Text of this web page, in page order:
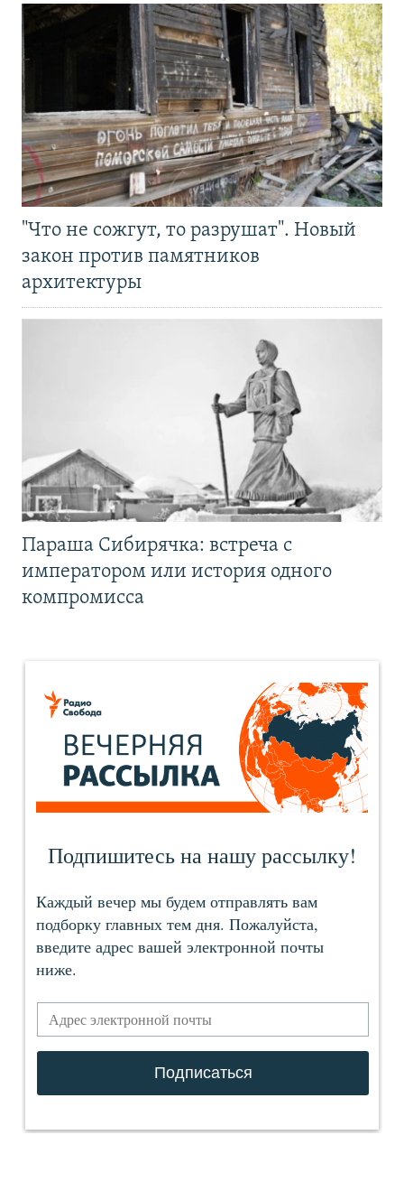
"Что не сожгут, то разрушат". Новый
закон против памятников
архитектуры
Параша Сибирячка: встреча с
императором или история одного
компромисса